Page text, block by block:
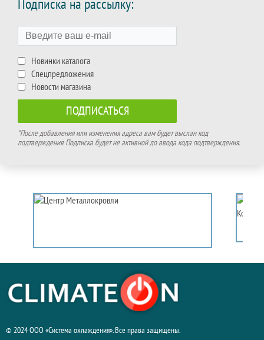
Подписка на рассылку:
Новинки каталога
Спецпредложения
Новости магазина
*После добавления или изменения адреса вам будет выслан код
подтверждения. Подписка будет не активной до ввода кода подтверждения.
© 2024 ООО «Система охлаждения». Все права защищены.